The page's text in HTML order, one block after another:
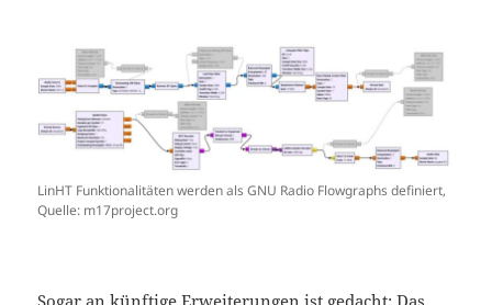
LinHT Funktionalitäten werden als GNU Radio Flowgraphs definiert,
Quelle: m17project.org